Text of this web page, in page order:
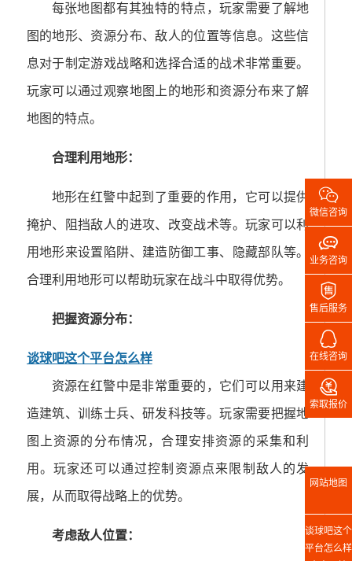
每张地图都有其独特的特点，玩家需要了解地
图的地形、资源分布、敌人的位置等信息。这些信
息对于制定游戏战略和选择合适的战术非常重要。
玩家可以通过观察地图上的地形和资源分布来了解
地图的特点。
合理利用地形：
地形在红警中起到了重要的作用，它可以提供
掩护、阻挡敌人的进攻、改变战术等。玩家可以利
用地形来设置陷阱、建造防御工事、隐藏部队等。
合理利用地形可以帮助玩家在战斗中取得优势。
把握资源分布：
谈球吧这个平台怎么样
资源在红警中是非常重要的，它们可以用来建
造建筑、训练士兵、研发科技等。玩家需要把握地
图上资源的分布情况，合理安排资源的采集和利
用。玩家还可以通过控制资源点来限制敌人的发
展，从而取得战略上的优势。
考虑敌人位置：

微信咨询

业务咨询

售后服务

在线咨询

索取报价
网站地图
谈球吧这个
平台怎么样